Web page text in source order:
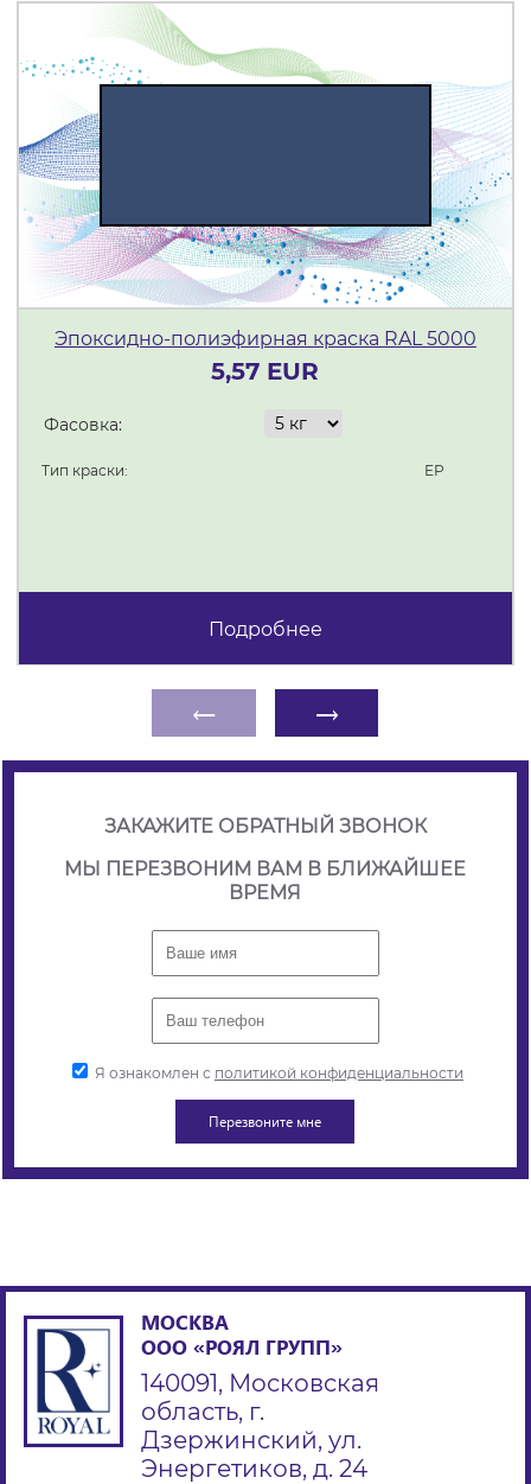
Эпоксидно-полиэфирная краска RAL 5000
5,57 EUR
Фасовка:
Тип краски: ЕР
Подробнее
← →
ЗАКАЖИТЕ ОБРАТНЫЙ ЗВОНОК
МЫ ПЕРЕЗВОНИМ ВАМ В БЛИЖАЙШЕЕ
ВРЕМЯ
Я ознакомлен с политикой конфиденциальности
МОСКВА
ООО «РОЯЛ ГРУПП»
140091, Московская
область, г.
Дзержинский, ул.
Энергетиков, д. 24